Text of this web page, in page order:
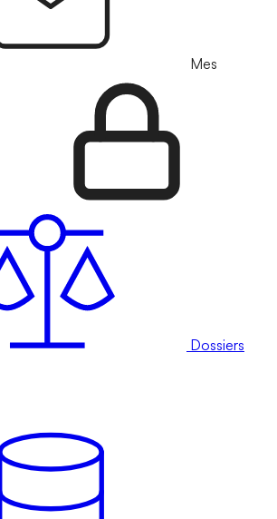
Mes
Dossiers